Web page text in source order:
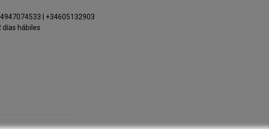
+34605132903
días hábiles